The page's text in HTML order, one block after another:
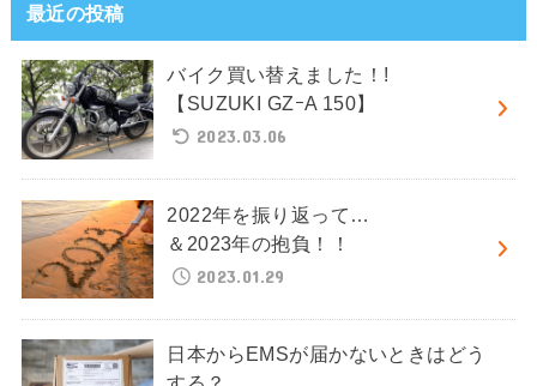
最近の投稿
バイク買い替えました！!
【SUZUKI GZｰA 150】
2023.03.06
2022年を振り返って…
＆2023年の抱負！！
2023.01.29
日本からEMSが届かないときはどう